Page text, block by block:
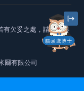
貓頭鷹博士
有欠妥之處，請隨時與
爾有限公司